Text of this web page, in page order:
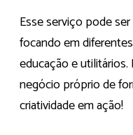
Esse serviço pode
focando em
educação e
negócio próprio de
criatividade em ação!